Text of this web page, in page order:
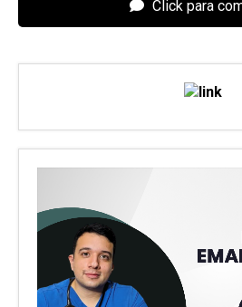
Click para